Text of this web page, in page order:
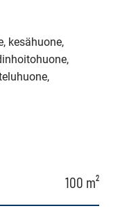
kesähuone,
100 m²